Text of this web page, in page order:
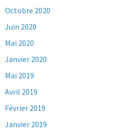
Octobre 2020
Juin 2020
Mai 2020
Janvier 2020
Mai 2019
Avril 2019
Février 2019
Janvier 2019